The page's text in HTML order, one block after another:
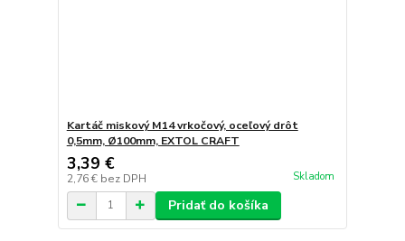
Kartáč miskový M14 vrkočový, oceľový drôt
0,5mm, Ø100mm, EXTOL CRAFT
3,39 €
2,76 € bez DPH Skladom
Pridať do košíka